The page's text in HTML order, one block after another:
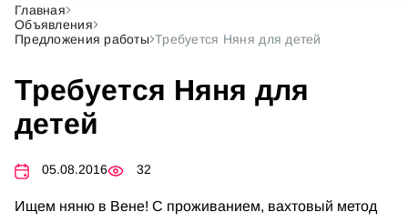
Главная
Объявления
Предложения работы Требуется Няня для детей
Требуется Няня для
детей
05.08.2016 32
Ищем няню в Вене! С проживанием, вахтовый метод